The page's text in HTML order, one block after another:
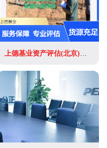
上德基业资产评估(北京)有限公司